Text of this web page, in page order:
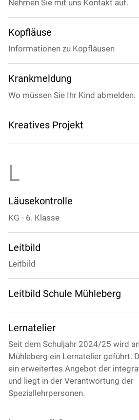
Nehmen Sie mit uns Kontakt auf.
Kopfläuse
Informationen zu Kopfläusen
Krankmeldung
Wo müssen Sie Ihr Kind abmelden.
Kreatives Projekt
Läusekontrolle
KG - 6. Klasse
Leitbild
Leitbild
Leitbild Schule Mühleberg
Lernatelier
Seit dem Schuljahr 2024/25 wird
Mühleberg ein Lernatelier geführt.
ein erweitertes Angebot der
und liegt in der Verantwortung der
Speziallehrpersonen.